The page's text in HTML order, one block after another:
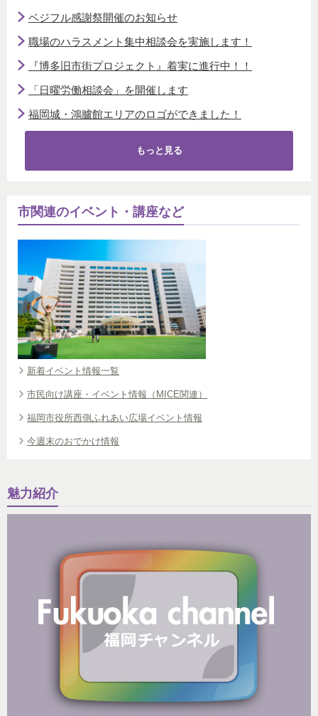
ベジフル感謝祭開催のお知らせ
職場のハラスメント集中相談会を実施します！
『博多旧市街プロジェクト』着実に進行中！！
「日曜労働相談会」を開催します
福岡城・鴻臚館エリアのロゴができました！
もっと見る
市関連のイベント・講座など
新着イベント情報一覧
市民向け講座・イベント情報（MICE関連）
福岡市役所西側ふれあい広場イベント情報
今週末のおでかけ情報
魅力紹介